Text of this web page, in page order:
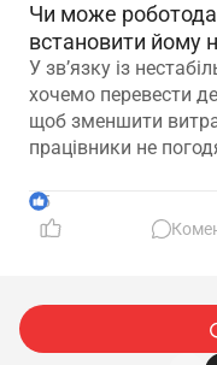
Чи може
встановити йому
У зв’язку із
хочемо перевести
щоб зменшити
працівники не
5